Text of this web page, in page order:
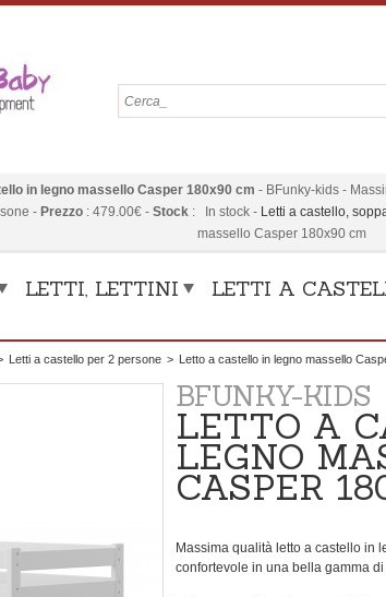
in legno massello Casper 180x90 cm - BFunky-kids-
- Prezzo: 479.00€ - Stock: In stock - Letti a castello,
massello Casper 180x90 cm
LETTI, LETTINI
LETTI A
Letti a castello per 2 persone > Letto a castello in legno massello
BFUNKY-KIDS
LETTO A
LEGNO
CASPER
Massima qualità letto a castello in
confortevole in una bella gamma